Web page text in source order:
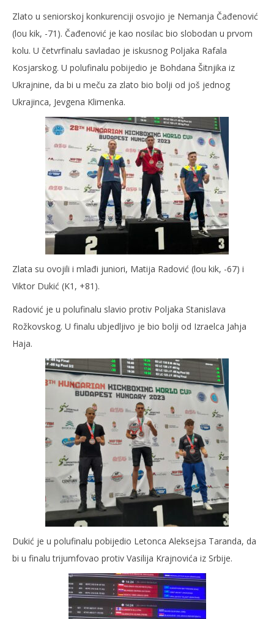
Zlato u seniorskoj konkurenciji osvojio je Nemanja Čađenović
(lou kik, -71). Čađenović je kao nosilac bio slobodan u prvom
kolu. U četvrfinalu savladao je iskusnog Poljaka Rafala
Kosjarskog. U polufinalu pobijedio je Bohdana Šitnjika iz
Ukrajnine, da bi u meču za zlato bio bolji od još jednog
Ukrajinca, Jevgena Klimenka.
Zlata su ovojili i mlađi juniori, Matija Radović (lou kik, -67) i
Viktor Dukić (K1, +81).
Radović je u polufinalu slavio protiv Poljaka Stanislava
Rožkovskog. U finalu ubjedljivo je bio bolji od Izraelca Jahja
Haja.
Dukić je u polufinalu pobijedio Letonca Aleksejsa Taranda, da
bi u finalu trijumfovao protiv Vasilija Krajnovića iz Srbije.